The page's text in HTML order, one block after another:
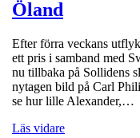
Öland
Efter förra veckans
ett pris i samband med
nu tillbaka på Sollidens
nytagen bild på Carl
se hur lille Alexander,…
Läs vidare